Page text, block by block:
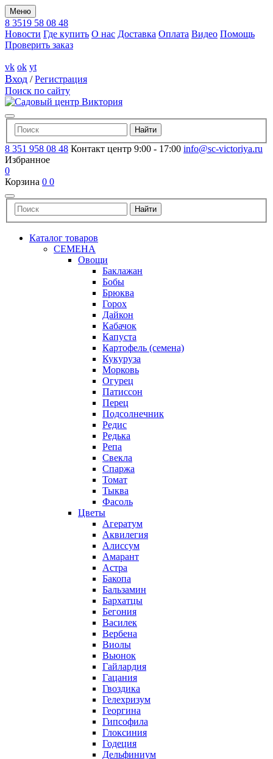
Меню
8 3519 58 08 48
Новости Где купить О нас Доставка Оплата Видео Помощь
Проверить заказ
vk ok yt
Вход /Регистрация
Поиск по сайту
8 351 958 08 48 Контакт центр 9:00 - 17:00 info@sc-victoriya.ru
Избранное
0
Корзина 0 0
Каталог товаров
СЕМЕНА
Овощи
Баклажан
Бобы
Брюква
Горох
Дайкон
Кабачок
Капуста
Картофель (семена)
Кукуруза
Морковь
Огурец
Патиссон
Перец
Подсолнечник
Редис
Редька
Репа
Свекла
Спаржа
Томат
Тыква
Фасоль
Цветы
Агератум
Аквилегия
Алиссум
Амарант
Астра
Бакопа
Бальзамин
Бархатцы
Бегония
Василек
Вербена
Виолы
Вьюнок
Гайлардия
Гацания
Гвоздика
Гелехризум
Георгина
Гипсофила
Глоксиния
Годеция
Дельфиниум